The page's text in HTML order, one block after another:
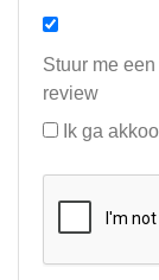
Stuur me
review
Ik ga